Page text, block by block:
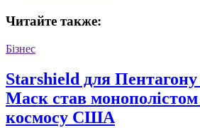
Читайте также:
Бізнес
Starshield для Пентагону
Маск став монополістом
космосу США